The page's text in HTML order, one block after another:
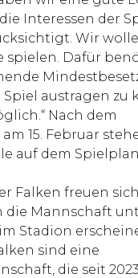
Interessen der
Wir
spielen. Dafür
Spiel austragen zu
Nach dem
15. Februar
auf dem
Falken freuen
die Mannschaft
Stadion
sind eine
die seit